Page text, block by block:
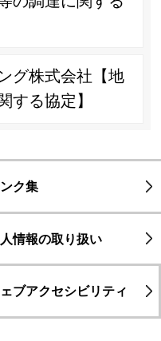
グ株式会社【地
する協定】
ク集
情報の取り扱い
ブアクセシビリティ